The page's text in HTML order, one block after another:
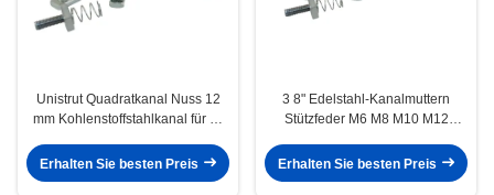
Unistrut Quadratkanal Nuss 12
mm Kohlenstoffstahlkanal für C-
Erhalten Sie besten Preis
3 8" Edelstahl-Kanalmuttern
Stützfeder M6 M8 M10 M12
Erhalten Sie besten Preis